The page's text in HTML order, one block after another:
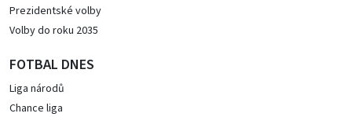
Prezidentské volby
Volby do roku 2035
FOTBAL DNES
Liga národů
Chance liga